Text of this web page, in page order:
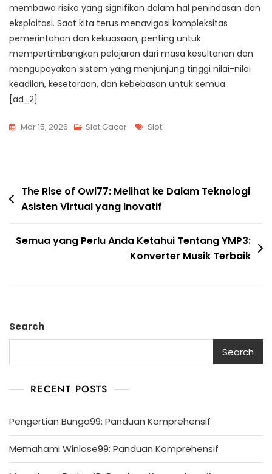
membawa risiko yang signifikan dalam hal penindasan dan
eksploitasi. Saat kita terus menavigasi kompleksitas
pemerintahan dan kekuasaan, penting untuk
mempertimbangkan pelajaran dari masa kesultanan dan
mengupayakan sistem yang menjunjung tinggi nilai-nilai
keadilan, kesetaraan, dan kebebasan untuk semua.
[ad_2]
Mar 15, 2026 Slot Gacor Tags
Slot
Post
navigation
The Rise of Owl77: Melihat ke Dalam Teknologi
Asisten Virtual yang Inovatif
Semua yang Perlu Anda Ketahui Tentang YMP3:
Konverter Musik Terbaik
Search
Search
RECENT POSTS
Pengertian Bunga99: Panduan Komprehensif
Memahami Winlose99: Panduan Komprehensif